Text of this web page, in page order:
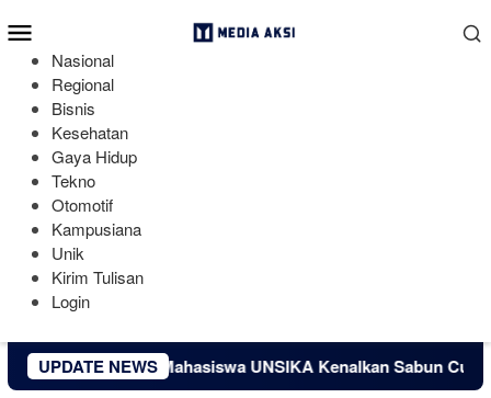
ke
kontenMobile
Nasional
Regional
Bisnis
Kesehatan
Gaya Hidup
Tekno
Otomotif
Kampusiana
Unik
Kirim Tulisan
Login
UPDATE NEWS
Manfaat, Mahasiswa UNSIKA Kenalkan Sabun Cuci Piring